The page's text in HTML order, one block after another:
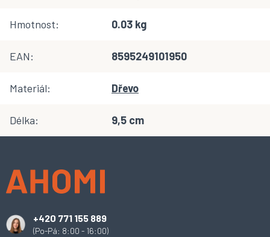
Hmotnost: 0.03 kg
EAN: 8595249101950
Materiál: Dřevo
Délka: 9,5 cm
+420 771 155 889
(Po-Pá: 8:00 - 16:00)